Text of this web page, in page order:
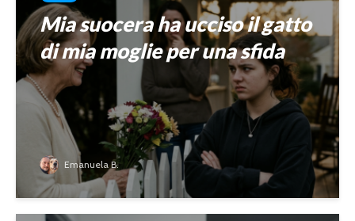
Mia suocera ha ucciso il gatto
di mia moglie per una sfida
Emanuela B.